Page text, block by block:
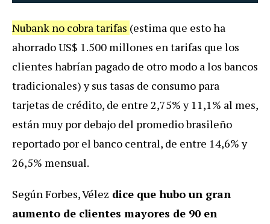
Nubank no cobra tarifas (estima que esto ha
ahorrado US$ 1.500 millones en tarifas que los
clientes habrían pagado de otro modo a los bancos
tradicionales) y sus tasas de consumo para
tarjetas de crédito, de entre 2,75% y 11,1% al mes,
están muy por debajo del promedio brasileño
reportado por el banco central, de entre 14,6% y
26,5% mensual.
Según Forbes, Vélez dice que hubo un gran
aumento de clientes mayores de 90 en